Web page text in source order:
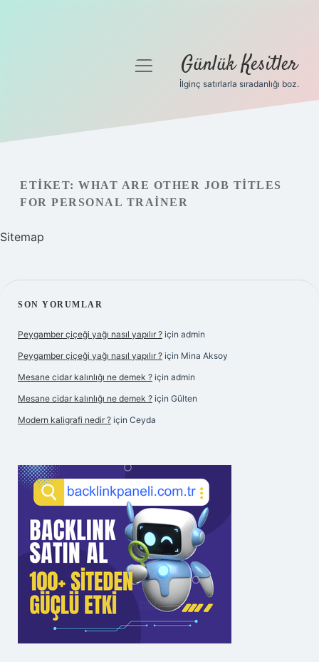
Hakkımızda
menüyü
Günlük Kesitler
İlginç satırlarla sıradanlığı boz.
ETIKET: WHAT ARE OTHER JOB TITLES
FOR PERSONAL TRAINER
Sitemap
SIDEBAR
SON YORUMLAR
Peygamber çiçeği yağı nasıl yapılır ? için admin
Peygamber çiçeği yağı nasıl yapılır ? için Mina Aksoy
Mesane cidar kalınlığı ne demek ? için admin
Mesane cidar kalınlığı ne demek ? için Gülten
Modern kaligrafi nedir ? için Ceyda